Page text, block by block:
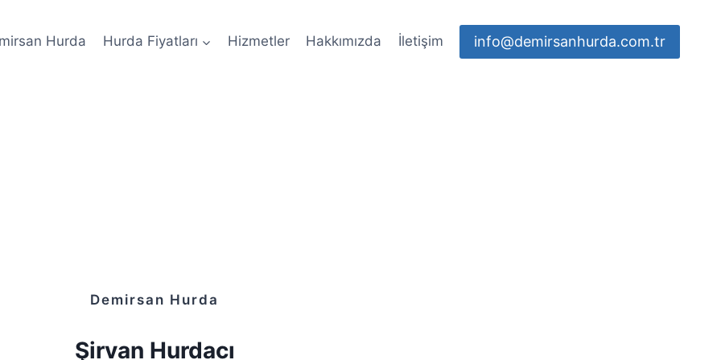
Hurda Hurda Fiyatları Hizmetler Hakkımızda İletişim info@demirsanhurda.com.tr
Demirsan Hurda
Şirvan Hurdacı